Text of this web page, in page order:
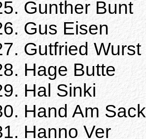
Gunther Bunt
Gus Eisen
Gutfried Wurst
Hage Butte
Hal Sinki
Hand Am Sack
Hanno Ver